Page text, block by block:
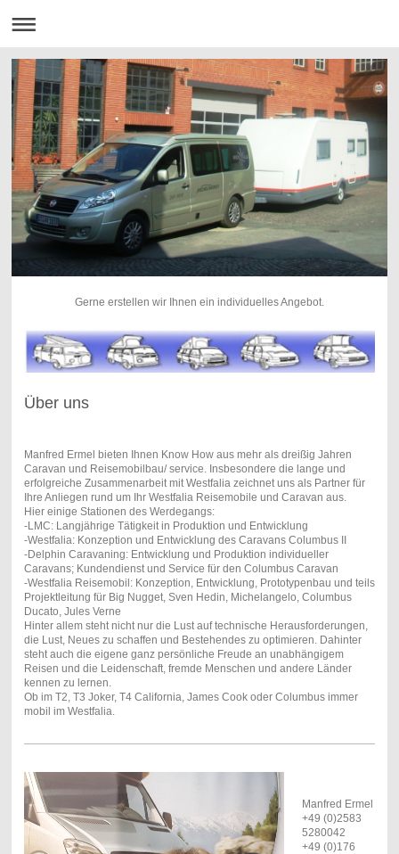
Gerne erstellen wir Ihnen ein individuelles Angebot.
Über uns
Manfred Ermel bieten Ihnen Know How aus mehr als dreißig Jahren
Caravan und Reisemobilbau/ service. Insbesondere die lange und
erfolgreiche Zusammenarbeit mit Westfalia zeichnet uns als Partner für
Ihre Anliegen rund um Ihr Westfalia Reisemobile und Caravan aus.
Hier einige Stationen des Werdegangs:
-LMC: Langjährige Tätigkeit in Produktion und Entwicklung
-Westfalia: Konzeption und Entwicklung des Caravans Columbus II
-Delphin Caravaning: Entwicklung und Produktion individueller
Caravans; Kundendienst und Service für den Columbus Caravan
-Westfalia Reisemobil: Konzeption, Entwicklung, Prototypenbau und teils
Projektleitung für Big Nugget, Sven Hedin, Michelangelo, Columbus
Ducato, Jules Verne
Hinter allem steht nicht nur die Lust auf technische Herausforderungen,
die Lust, Neues zu schaffen und Bestehendes zu optimieren. Dahinter
steht auch die eigene ganz persönliche Freude an unabhängigem
Reisen und die Leidenschaft, fremde Menschen und andere Länder
kennen zu lernen.
Ob im T2, T3 Joker, T4 California, James Cook oder Columbus immer
mobil im Westfalia.
Manfred Ermel
+49 (0)2583
5280042
+49 (0)176